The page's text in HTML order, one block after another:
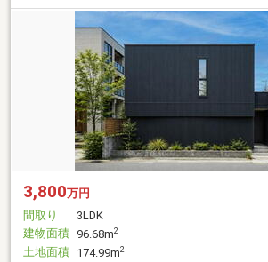
3,800万円
間取り
3LDK
建物面積 96.68m2
土地面積 174.99m2